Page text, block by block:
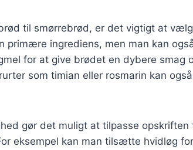
til smørrebrød, er det vigtigt at
primære ingrediens, men man kan
for at give brødet en dybere smag
som timian eller rosmarin kan
gør det muligt at tilpasse opskriften
eksempel kan man tilsætte hvidløg